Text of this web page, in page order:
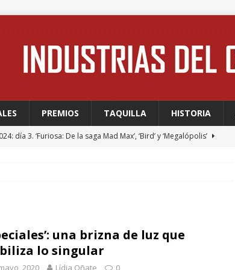
PREMIOS TAQUILLA HISTORIA
día 3. ‘Furiosa: De la saga Mad Max’, ‘Bird’ y ‘Megalópolis’
WAGNER: “Con las series, estamos hablando de una forma de
una brizna de luz que
lo singular
2020 Lídia Oñate 0